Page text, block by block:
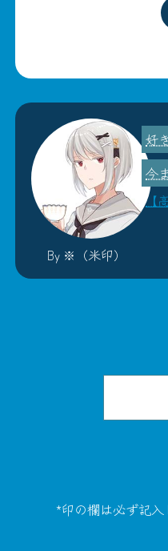
By ※（米印）
【
*印の欄は必ず記